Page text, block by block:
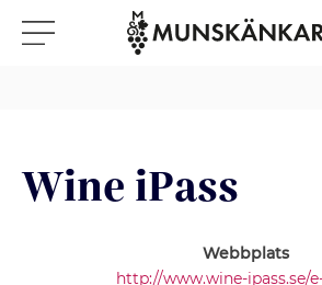
Klicka för meny
Wine iPass
Webbplats
http://www.wine-ipass.se/